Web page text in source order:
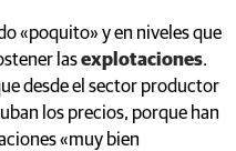
«poquito» y en niveles que
lasexplotaciones.
desde el sector productor
los precios, porque han
«muy bien